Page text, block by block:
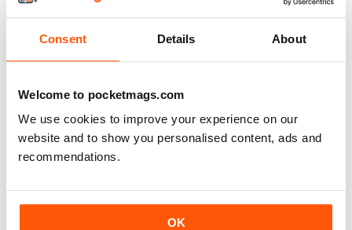
Consent Details About
Welcome to pocketmags.com
We use cookies to improve your experience on our
website and to show you personalised content, ads and
recommendations.
OK
Australian Wood Review
12 months per€33,99
Great Walks